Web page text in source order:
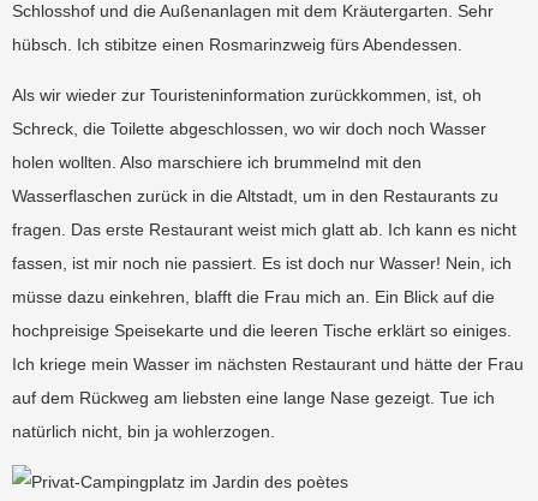
Schlosshof und die Außenanlagen mit dem Kräutergarten. Sehr
hübsch. Ich stibitze einen Rosmarinzweig fürs Abendessen.
Als wir wieder zur Touristeninformation zurückkommen, ist, oh
Schreck, die Toilette abgeschlossen, wo wir doch noch Wasser
holen wollten. Also marschiere ich brummelnd mit den
Wasserflaschen zurück in die Altstadt, um in den Restaurants zu
fragen. Das erste Restaurant weist mich glatt ab. Ich kann es nicht
fassen, ist mir noch nie passiert. Es ist doch nur Wasser! Nein, ich
müsse dazu einkehren, blafft die Frau mich an. Ein Blick auf die
hochpreisige Speisekarte und die leeren Tische erklärt so einiges.
Ich kriege mein Wasser im nächsten Restaurant und hätte der Frau
auf dem Rückweg am liebsten eine lange Nase gezeigt. Tue ich
natürlich nicht, bin ja wohlerzogen.